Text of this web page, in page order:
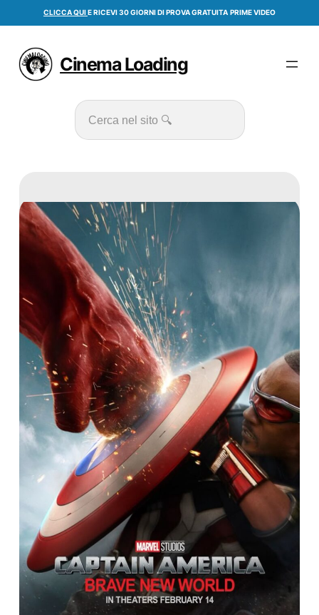
CLICCA QUIE RICEVI 30 GIORNI DI PROVA GRATUITA PRIME VIDEO
Cinema Loading
Cerca